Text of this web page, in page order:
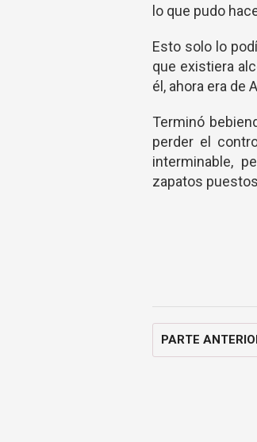
lo que pudo
Esto solo lo
que existiera
él, ahora era de
Terminó
perder el
interminable,
zapatos
PARTE